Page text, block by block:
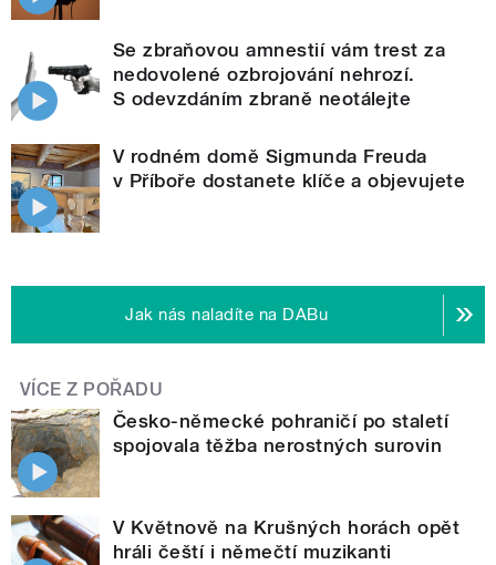
Se zbraňovou amnestií vám trest za
nedovolené ozbrojování nehrozí.
S odevzdáním zbraně neotálejte
V rodném domě Sigmunda Freuda
v Příboře dostanete klíče a objevujete
Jak nás naladíte na DABu
VÍCE Z POŘADU
Česko-německé pohraničí po staletí
spojovala těžba nerostných surovin
V Květnově na Krušných horách opět
hráli čeští i němečtí muzikanti